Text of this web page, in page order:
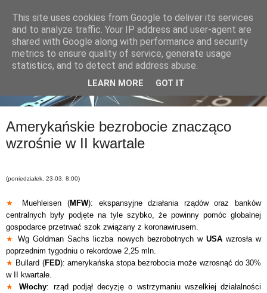
Amerykańskie bezrobocie znacząco
wzrośnie w II kwartale
(poniedziałek, 23-03, 8:00)
★ Muehleisen (MFW): ekspansyjne działania rządów oraz banków
centralnych były podjęte na tyle szybko, że powinny pomóc globalnej
gospodarce przetrwać szok związany z koronawirusem.
★ Wg Goldman Sachs liczba nowych bezrobotnych w USAwzrosła w
poprzednim tygodniu o rekordowe 2,25 mln.
★ Bullard (FED): amerykańska stopa bezrobocia może wzrosnąć do 30%
w II kwartale.
★
Włochy: rząd podjął decyzję o wstrzymaniu wszelkiej działalności
This site uses cookies from Google to deliver its services
and to analyze traffic. Your IP address and user-agent are
shared with Google along with performance and security
metrics to ensure quality of service, generate usage
statistics, and to detect and address abuse.
LEARN MORE GOT IT